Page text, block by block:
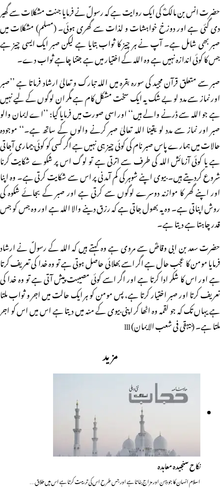
حضرت انس بن مالکؓ کی ایک روایت ہے کہ رسولؐ نے فرمایا جنت مشکلات سے گھیر
دی گئی ہے اور دوزخ خواہشات و لذات سے گھری ہوئی۔ (مسلم) مشکلات میں
صبر بھی شامل ہے۔ آپ نے ہر چیز کا ثواب بتایا ہے لیکن صبر ایک ایسی چیز ہے
جس کا کوئی اندازہ نہیں ہے وہ اللہ کے اختیار میں ہے جتنا چاہے ثواب دے۔
صبر سے متعلق قرآن مجید کی سورہ بقرہ میں اللہ تبارک و تعالیٰ ارشاد فرماتا ہے ’’صبر
اور نماز سے مدد لو بے شک یہ ایک سخت مشکل کام ہے مگر ان لوگوں کے لیے نہیں
ہے جو اللہ سے ڈرنے والے ہیں‘‘ اور اسی صورت میں فرمایا گیا: ’’اے ایمان والو
صبر اور نماز سے مدد لو یقینا اللہ تعالیٰ صبر کرنے والوں کے ساتھ ہے۔‘‘ موجودہ
حالات میں ہمارے پاس صبر نام کی کوئی چیز ہی نہیں ہے اگر کسی کو کوئی بیماری آجاتی
ہے یا کوئی آزمائش اللہ کی طرف سے اترتی ہے تو لوگ اس پر شکوے شکایت کرنا
شروع کردیتے ہیں۔ بیوی اپنے شوہر کی کم آمدنی پر اس سے شکایت کرتی ہے۔ وہ اپنا
اور اپنے گھر کا موازنہ دوسرے لوگوں سے کرتی ہے اور صبر کے بجائے شکوہ کی
روش اپناتی ہے۔ وہ یہ بھول جاتی ہے کہ رزق دینے والا اللہ ہے اور وہ جس کو جس
قدر چاہتا ہے دیتا ہے۔
حضرت سعد بن ابی وقاصؓ سے مروی ہے وہ کہتے ہیں کہ اللہ کے رسولؐ نے ارشاد
فرمایا مومن کا عجب حال ہے اگر اسے بھلائی حاصل ہوتی ہے تو وہ خدا کی تعریف کرتا
ہے اور اس کا شکر ادا کرتا ہے اور اگر اسے کوئی مصیبت پیش آتی ہے تو وہ خدا کی
تعریف کرتا اور صبر اختیار کرتا ہے، پس مومن کو ہر ایک حالت میں اجر و ثواب ملتا
ہے یہاں تک کہ جو لقمہ وہ اٹھا کر اپنی بیوی کے منہ میں دیتا ہے اس میں اس کو اجر
ملتا ہے۔ (بیہقی فی شعب الایمان) lll
مزید
نکاح سنجیدہ معاہدہ
اسلام انسان کا جو ذہن اور مزاج بناتا ہے اور جس طرح اس کی تربیت کرتا ہے اس میں طلاق…